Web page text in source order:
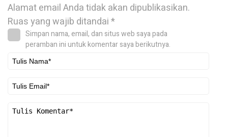
Alamat email Anda tidak akan dipublikasikan.
Ruas yang wajib ditandai*
Simpan nama, email, dan situs web saya pada
peramban ini untuk komentar saya berikutnya.